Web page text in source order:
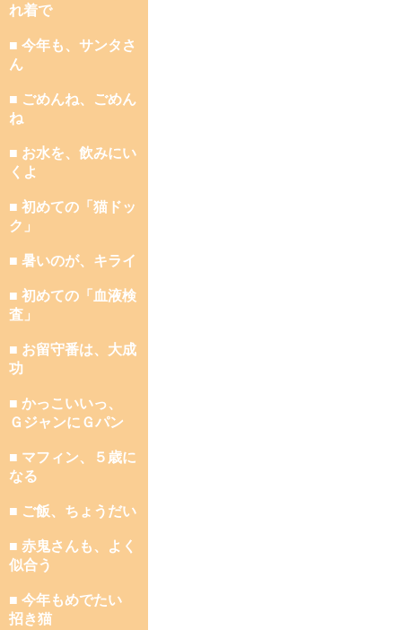
れ着で
■ 今年も、サンタさ
ん
■ ごめんね、ごめん
ね
■ お水を、飲みにい
くよ
■ 初めての「猫ドッ
ク」
■ 暑いのが、キライ
■ 初めての「血液検
査」
■ お留守番は、大成
功
■ かっこいいっ、
ＧジャンにＧパン
■ マフィン、５歳に
なる
■ ご飯、ちょうだい
■ 赤鬼さんも、よく
似合う
■ 今年もめでたい
招き猫